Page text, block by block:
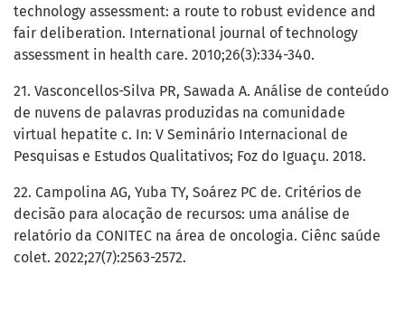
technology assessment: a route to robust evidence and
fair deliberation. International journal of technology
assessment in health care. 2010;26(3):334-340.
21. Vasconcellos-Silva PR, Sawada A. Análise de conteúdo
de nuvens de palavras produzidas na comunidade
virtual hepatite c. In: V Seminário Internacional de
Pesquisas e Estudos Qualitativos; Foz do Iguaçu. 2018.
22. Campolina AG, Yuba TY, Soárez PC de. Critérios de
decisão para alocação de recursos: uma análise de
relatório da CONITEC na área de oncologia. Ciênc saúde
colet. 2022;27(7):2563-2572.